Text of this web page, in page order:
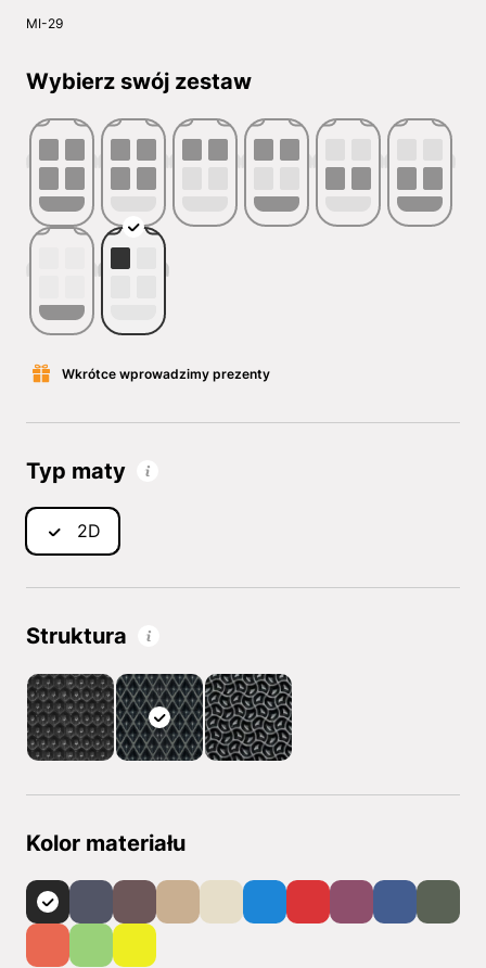
MI-29
Wybierz swój zestaw
Wkrótce wprowadzimy prezenty
Typ maty
2D
Struktura
Kolor materiału